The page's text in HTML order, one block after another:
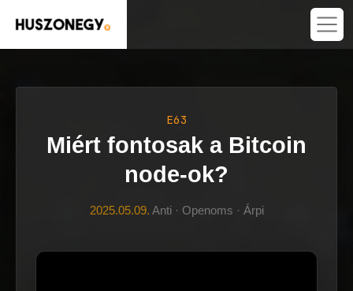
E63
Miért fontosak a Bitcoin
node-ok?
2025.05.09. Anti · Openoms · Árpi